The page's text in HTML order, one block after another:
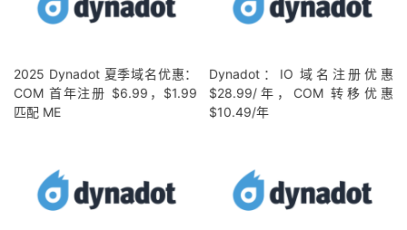
2025 Dynadot 夏季域名优惠：
COM 首年注册 $6.99，$1.99
匹配 ME
Dynadot：IO 域名注册优惠
$28.99/年，COM 转移优惠
$10.49/年